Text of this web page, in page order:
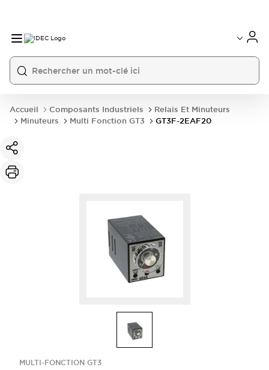
Accueil Composants Industriels
Relais Et Minuteurs
Minuteurs
Multi Fonction GT3 GT3F-2EAF20
MULTI-FONCTION GT3